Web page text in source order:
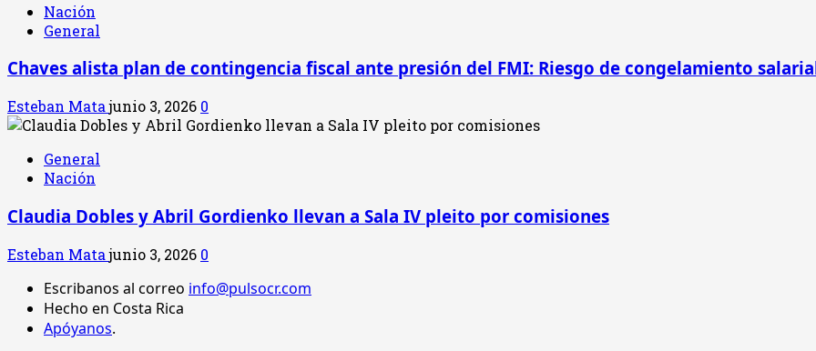
Nación
General
Chaves alista plan de contingencia fiscal ante presión del FMI: Riesgo de congelamiento
Esteban Matajunio 3, 2026 0
General
Nación
Claudia Dobles y Abril Gordienko llevan a Sala IV pleito por comisiones
Esteban Matajunio 3, 2026 0
Escribanos al correo info@pulsocr.com
Hecho en Costa Rica
Apóyanos.